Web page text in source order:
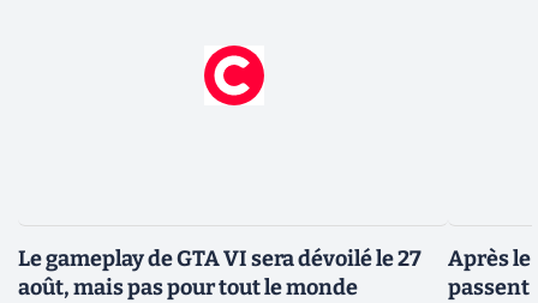
Le gameplay de GTA VI sera dévoilé le 27
août, mais pas pour tout le monde
Après le
passent